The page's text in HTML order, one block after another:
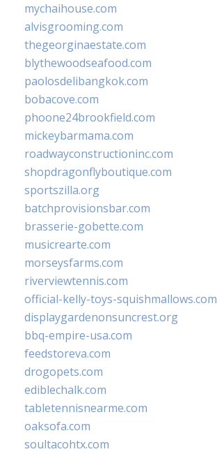
mychaihouse.com
alvisgrooming.com
thegeorginaestate.com
blythewoodseafood.com
paolosdelibangkok.com
bobacove.com
phoone24brookfield.com
mickeybarmama.com
roadwayconstructioninc.com
shopdragonflyboutique.com
sportszilla.org
batchprovisionsbar.com
brasserie-gobette.com
musicrearte.com
morseysfarms.com
riverviewtennis.com
official-kelly-toys-squishmallows.com
displaygardenonsuncrest.org
bbq-empire-usa.com
feedstoreva.com
drogopets.com
ediblechalk.com
tabletennisnearme.com
oaksofa.com
soultacohtx.com